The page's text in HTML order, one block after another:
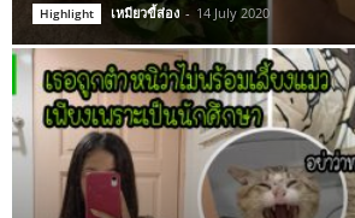
Highlight เหมียวขี้ส่อง - 14 July 2020